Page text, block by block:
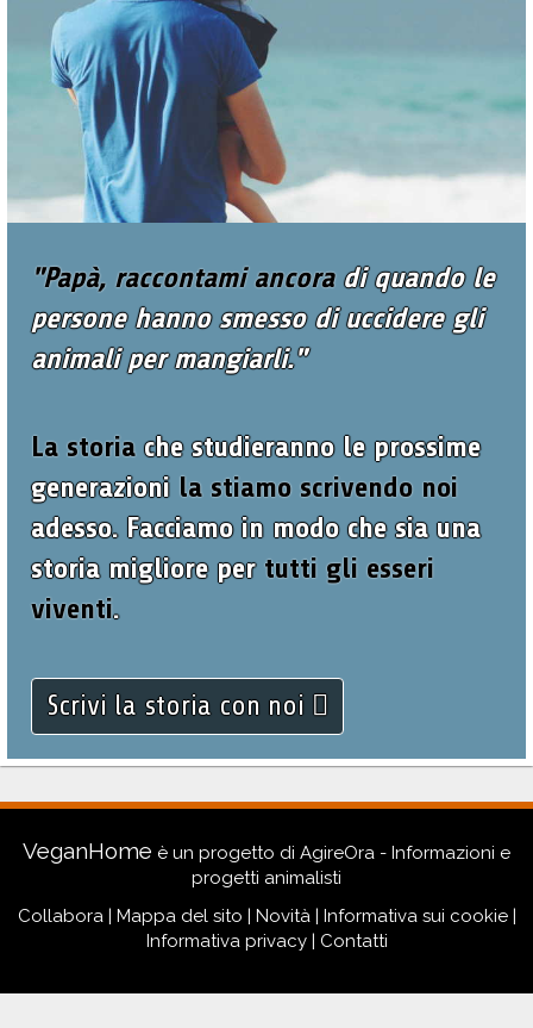
"Papà, raccontami ancoradi quando le
persone hanno smesso di uccidere gli
animali per mangiarli."
La storia che studieranno le prossime
generazioni la stiamo scrivendo noi
adesso. Facciamo in modo che sia una
storia migliore per tutti gli esseri
viventi.
Scrivi la storia con noi
VeganHome è un progetto di AgireOra - Informazioni e
progetti animalisti
Collabora| Mappa del sito | Novità| Informativa sui cookie|
Informativa privacy| Contatti